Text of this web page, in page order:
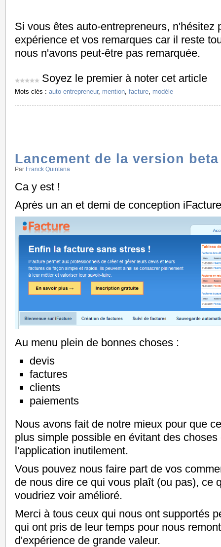
Si vous êtes auto-entrepreneurs, n'hésitez
expérience et vos remarques car il reste
nous n'avons peut-être pas remarquée.
Soyez le premier à noter cet article
Mots clés : auto-entrepreneur, mention, facture, modèle
Lancement de la version
Par Franck Quintana
Ca y est !
Après un an et demi de conception
Au menu plein de bonnes choses :
devis
factures
clients
paiements
Nous avons fait de notre mieux pour que
plus simple possible en évitant des
l'application inutilement.
Vous pouvez nous faire part de vos
de nous dire ce qui vous plaît (ou pas), ce
voudriez voir amélioré.
Merci à tous ceux qui nous ont supportés
qui ont pris de leur temps pour nous
d'expérience de grande valeur.